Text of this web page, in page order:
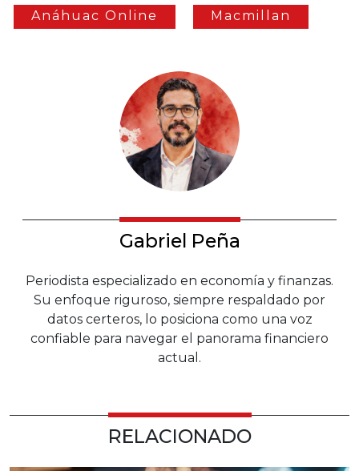
Anáhuac Online Macmillan
Gabriel Peña
Periodista especializado en economía y finanzas.
Su enfoque riguroso, siempre respaldado por
datos certeros, lo posiciona como una voz
confiable para navegar el panorama financiero
actual.
RELACIONADO